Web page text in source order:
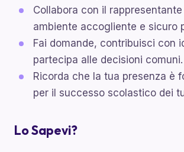
Collabora con il
ambiente accogliente e sicuro
Fai domande, contribuisci con
partecipa alle decisioni comuni.
Ricorda che la tua presenza è
per il successo scolastico dei
Lo Sapevi?